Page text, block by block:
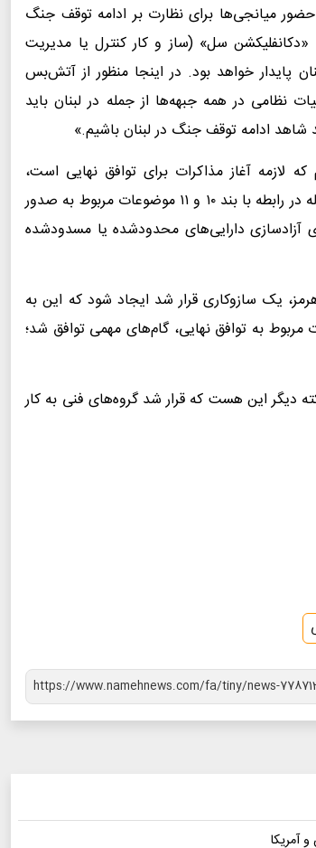
تفاهم، سازوکاری با حضور میانجی‌ها برای نظارت بر ادامه توقف جنگ
سل» (ساز و کار کنترل یا مدیریت
پایدار خواهد بود. در اینجا منظور از آتش‌بس
در همه جبهه‌ها از جمله در لبنان باید
شاهد ادامه توقف جنگ در لبنان باشیم.»
لازمه آغاز مذاکرات برای توافق نهایی است،
گفت‌وگوهای خوبی صورت گرفت، تبادل پیام‌های مهمی انجام شد از جمله در رابطه با بند ۱۰ و ۱۱ موضوعات مربوط به صدور
آزادسازی دارایی‌های محدودشده یا مسدودشده
یک سازوکاری قرار شد ایجاد شود که این به
به توافق نهایی، گام‌های مهمی توافق شد؛
دیگر این هست که قرار شد گروه‌های فنی به کار
آمریکا